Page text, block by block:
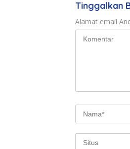
Tinggalkan
Alamat email